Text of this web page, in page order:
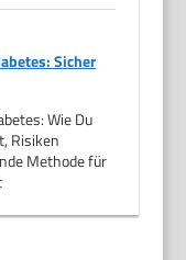
Sicher
Wie Du
Risiken
Methode für